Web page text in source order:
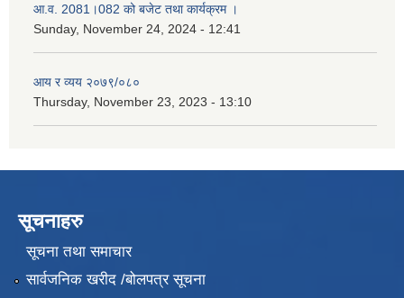
आ.व. 2081।082 को बजेट तथा कार्यक्रम ।
Sunday, November 24, 2024 - 12:41
आय र व्यय २०७९/०८०
Thursday, November 23, 2023 - 13:10
सूचनाहरु
सूचना तथा समाचार
सार्वजनिक खरीद /बोलपत्र सूचना